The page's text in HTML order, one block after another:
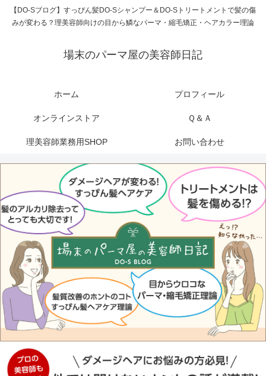
【DO-Sブログ】すっぴん髪DO-Sシャンプー＆DO-Sトリートメントで髪の傷
みが変わる？理美容師向けの目から鱗なパーマ・縮毛矯正・ヘアカラー理論
場末のパーマ屋の美容師日記
ホーム プロフィール
オンラインストア Ｑ＆Ａ
理美容師業務用SHOP お問い合わせ